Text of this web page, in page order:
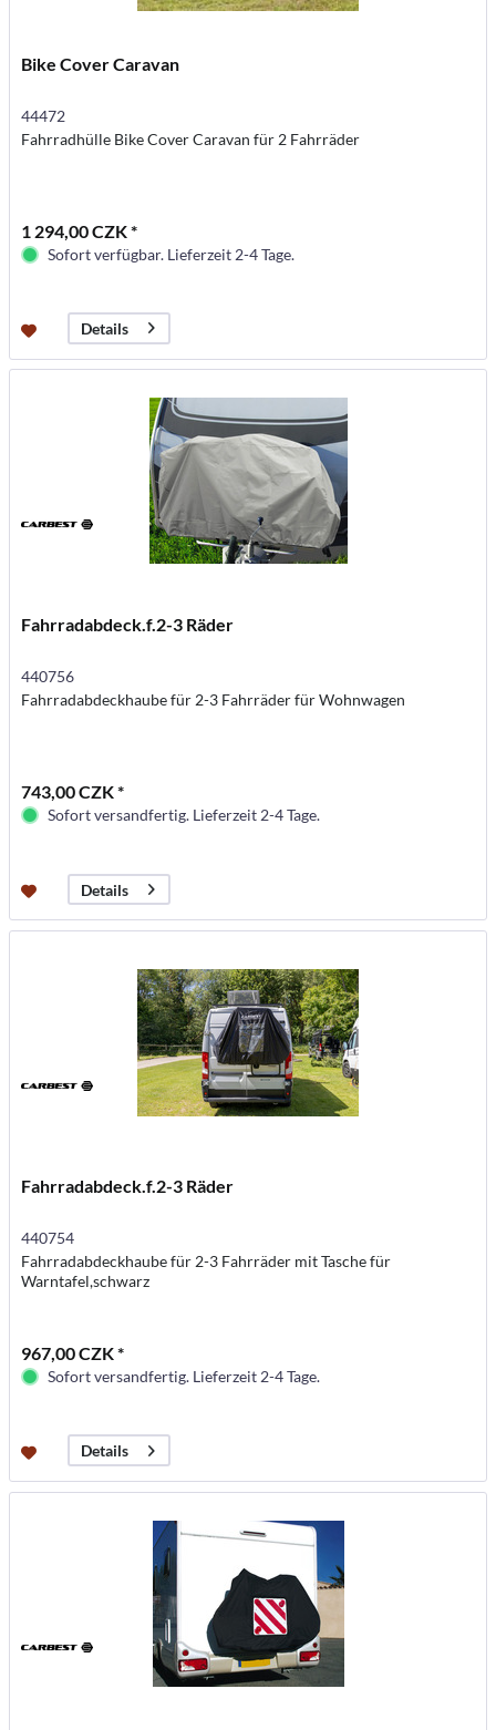
Bike Cover Caravan
44472
Fahrradhülle Bike Cover Caravan für 2 Fahrräder
1 294,00 CZK *
Sofort verfügbar. Lieferzeit 2-4 Tage.
Details
Fahrradabdeck.f.2-3 Räder
440756
Fahrradabdeckhaube für 2-3 Fahrräder für Wohnwagen
743,00 CZK *
Sofort versandfertig. Lieferzeit 2-4 Tage.
Details
Fahrradabdeck.f.2-3 Räder
440754
Fahrradabdeckhaube für 2-3 Fahrräder mit Tasche für
Warntafel,schwarz
967,00 CZK *
Sofort versandfertig. Lieferzeit 2-4 Tage.
Details